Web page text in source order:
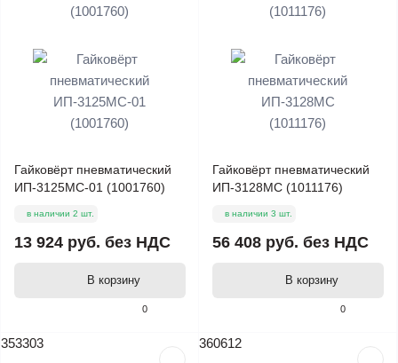
0
Гайковёрт пневматический
ИП-3125МС-01 (1001760)
в наличии 2 шт.
13 924 руб. без НДС
В корзину
0
Гайковёрт пневматический
ИП-3128МС (1011176)
в наличии 3 шт.
56 408 руб. без НДС
В корзину
353303 360612